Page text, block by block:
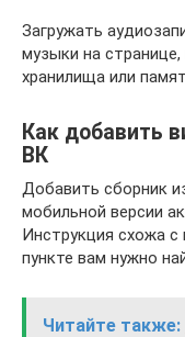
Загружать
музыки на
хранилища или
Как добавить
ВК
Добавить сборник
мобильной версии
Инструкция схожа
пункте вам нужно
Читайте также: